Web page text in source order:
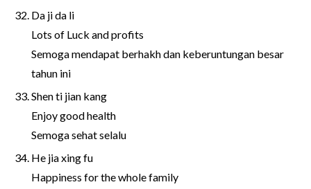
Da ji da li
Lots of Luck and profits
Semoga mendapat berhakh dan keberuntungan besar
tahun ini
Shen ti jian kang
Enjoy good health
Semoga sehat selalu
He jia xing fu
Happiness for the whole family